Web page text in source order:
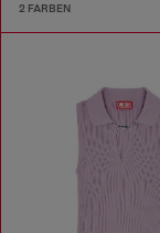
2 FARBEN